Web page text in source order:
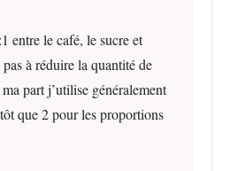
entre le café, le sucre et
pas à réduire la quantité de
part j’utilise généralement
que 2 pour les proportions